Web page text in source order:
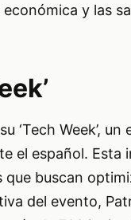
y las
‘Tech Week’,
el español. Esta
buscan
del evento,